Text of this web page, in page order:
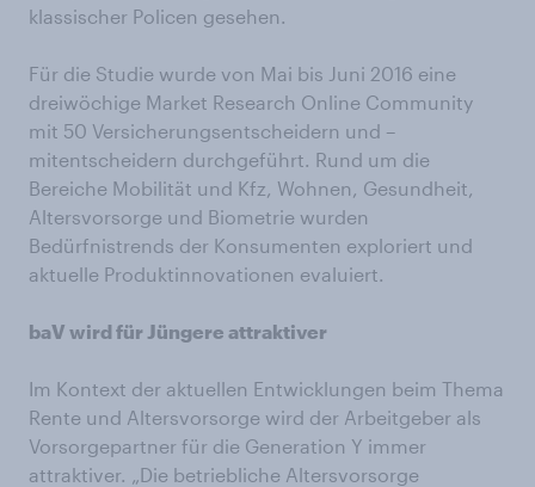
klassischer Policen gesehen.
Für die Studie wurde von Mai bis Juni 2016 eine
dreiwöchige Market Research Online Community
mit 50 Versicherungsentscheidern und –
mitentscheidern durchgeführt. Rund um die
Bereiche Mobilität und Kfz, Wohnen, Gesundheit,
Altersvorsorge und Biometrie wurden
Bedürfnistrends der Konsumenten exploriert und
aktuelle Produktinnovationen evaluiert.
baV wird für Jüngere attraktiver
Im Kontext der aktuellen Entwicklungen beim Thema
Rente und Altersvorsorge wird der Arbeitgeber als
Vorsorgepartner für die Generation Y immer
attraktiver. „Die betriebliche Altersvorsorge